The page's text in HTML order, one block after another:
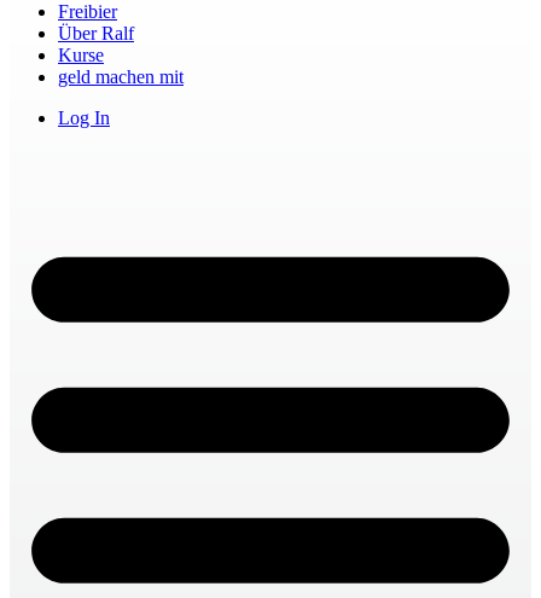
Freibier
Über Ralf
Kurse
geld machen mit
Log In